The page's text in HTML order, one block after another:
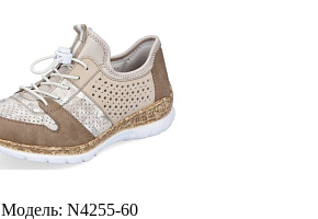
Модель: N4255-60